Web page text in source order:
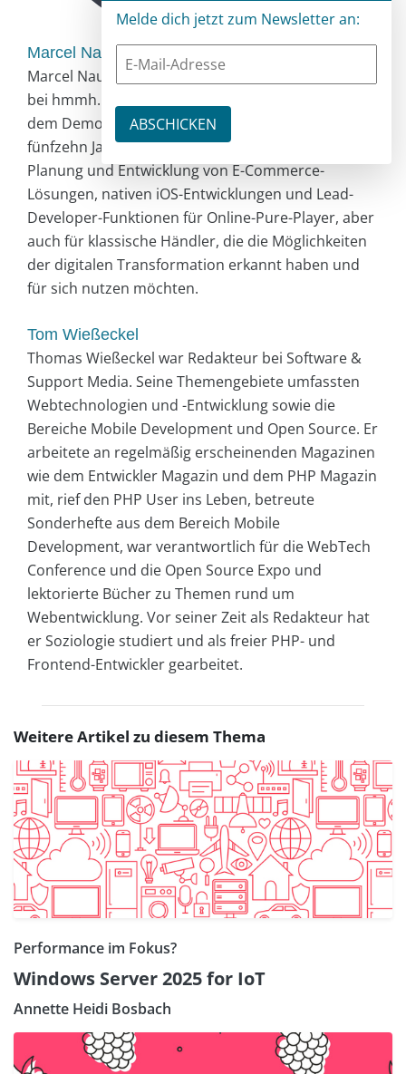
Marcel Naujeck
Marcel Naujeck (43) ist Senior Software Engineer
bei hmmh. Bereits mit elf Jahren begann er mit
dem Democoding. Heute nutzt er seine mehr als
fünfzehn Jahre Enterprise-Erfahrung für die
Planung und Entwicklung von E-Commerce-
Lösungen, nativen iOS-Entwicklungen und Lead-
Developer-Funktionen für Online-Pure-Player, aber
auch für klassische Händler, die die Möglichkeiten
der digitalen Transformation erkannt haben und
für sich nutzen möchten.
Tom Wießeckel
Thomas Wießeckel war Redakteur bei Software &
Support Media. Seine Themengebiete umfassten
Webtechnologien und -Entwicklung sowie die
Bereiche Mobile Development und Open Source. Er
arbeitete an regelmäßig erscheinenden Magazinen
wie dem Entwickler Magazin und dem PHP Magazin
mit, rief den PHP User ins Leben, betreute
Sonderhefte aus dem Bereich Mobile
Development, war verantwortlich für die WebTech
Conference und die Open Source Expo und
lektorierte Bücher zu Themen rund um
Webentwicklung. Vor seiner Zeit als Redakteur hat
er Soziologie studiert und als freier PHP- und
Frontend-Entwickler gearbeitet.
Weitere Artikel zu diesem Thema
Performance im Fokus?
Windows Server 2025 for IoT
Annette Heidi Bosbach
Melde dich jetzt zum Newsletter an: